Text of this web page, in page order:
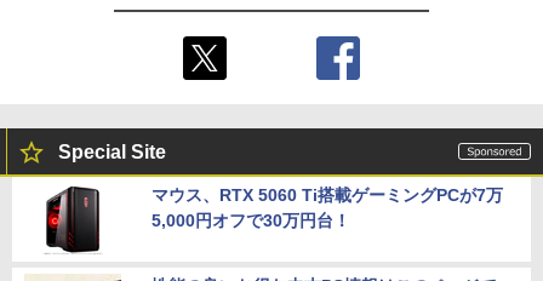
Special Site
マウス、RTX 5060 Ti搭載ゲーミングPCが7万
5,000円オフで30万円台！